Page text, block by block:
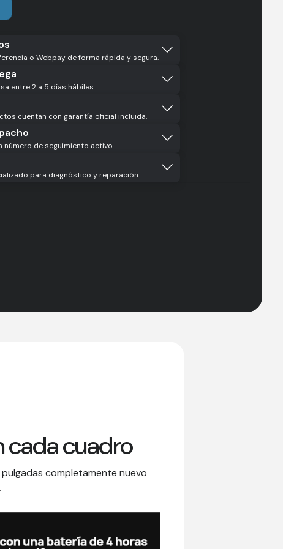
Action
Combo
cantidad
o Webpay de forma rápida y segura.
entre 2 a 5 días hábiles.
cuentan con garantía oficial incluida.
número de seguimiento activo.
para diagnóstico y reparación.
cada cuadro
completamente nuevo